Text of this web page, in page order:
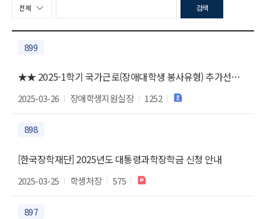
검색
899
★★ 2025-1학기 국가근로(장애대학생 봉사유형) 추가선발 안내
2025-03-26 장애학생지원실장 1252
898
[한국장학재단] 2025년도 대통령과학장학금 신청 안내
2025-03-25 학생처장 575
897